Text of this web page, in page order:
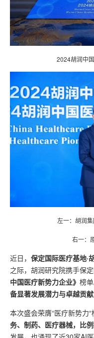
2024胡润中
左一：胡润
右一：
近日， 保定国际医疗基地·
之际，胡润研究院携手保
中国医疗新势力企业》 榜
备显著发展潜力与卓越贡
本次盛会荣膺“医疗新势力
务、制药、医疗器械，比